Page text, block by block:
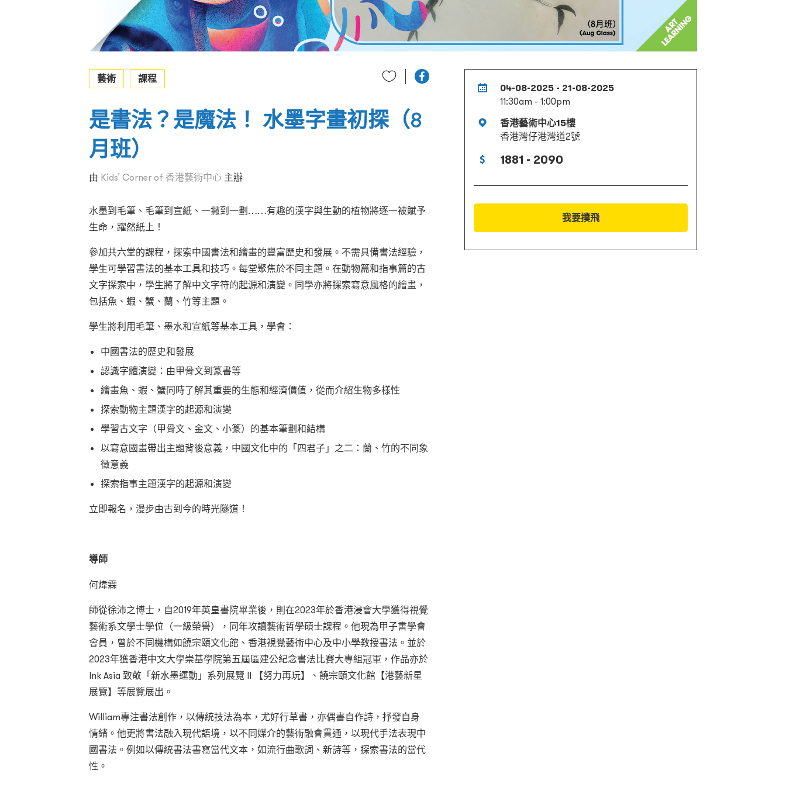
04-08-2025 - 21-08-2025
11:30am - 1:00pm
香港藝術中心15樓
香港灣仔港灣道2號
1881 - 2090
我要撲飛
藝術 課程
是書法？是魔法！ 水墨字畫初探（8
月班）
由 Kids’ Corner of 香港藝術中心 主辦
水墨到毛筆、毛筆到宣紙、一撇到一劃……有趣的漢字與生動的植物將逐一被賦予
生命，躍然紙上！
參加共六堂的課程，探索中國書法和繪畫的豐富歷史和發展。不需具備書法經驗，
學生可學習書法的基本工具和技巧。每堂聚焦於不同主題。在動物篇和指事篇的古
文字探索中，學生將了解中文字符的起源和演變。同學亦將探索寫意風格的繪畫，
包括魚、蝦、蟹、蘭、竹等主題。
學生將利用毛筆、墨水和宣紙等基本工具，學會：
中國書法的歷史和發展
認識字體演變：由甲骨文到篆書等
繪畫魚、蝦、蟹同時了解其重要的生態和經濟價值，從而介紹生物多樣性
探索動物主題漢字的起源和演變
學習古文字（甲骨文、金文、小篆）的基本筆劃和結構
以寫意國畫帶出主題背後意義，中國文化中的「四君子」之二：蘭、竹的不同象
徵意義
探索指事主題漢字的起源和演變
立即報名，漫步由古到今的時光隧道！
導師
何煒霖
師從徐沛之博士，自2019年英皇書院畢業後，則在2023年於香港浸會大學獲得視覺
藝術系文學士學位（一級榮譽），同年攻讀藝術哲學碩士課程。他現為甲子書學會
會員，曾於不同機構如饒宗頤文化館、香港視覺藝術中心及中小學教授書法。並於
2023年獲香港中文大學崇基學院第五屆區建公紀念書法比賽大專組冠軍，作品亦於
Ink Asia 致敬「新水墨運動」系列展覽 II 【努力再玩】、饒宗頤文化館【港藝新星
展覽】等展覽展出。
William專注書法創作，以傳統技法為本，尤好行草書，亦偶書自作詩，抒發自身
情緒。他更將書法融入現代語境，以不同媒介的藝術融會貫通，以現代手法表現中
國書法。例如以傳統書法書寫當代文本，如流行曲歌詞、新詩等，探索書法的當代
性。